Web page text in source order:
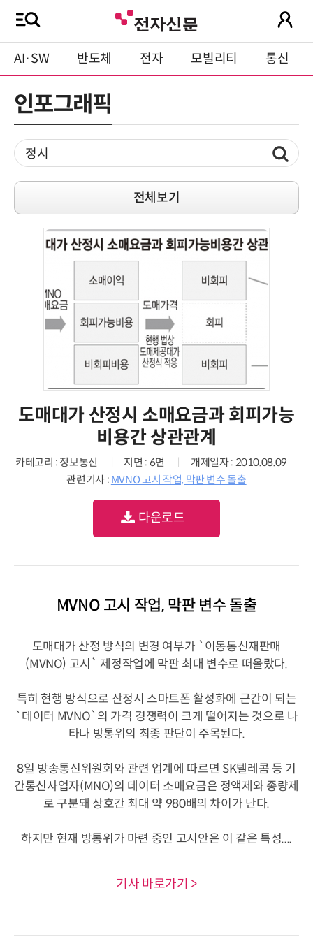
AI·SW 반도체 전자 모빌리티 통신
인포그래픽
전체보기
도매대가 산정시 소매요금과 회피가능
비용간 상관관계
카테고리 : 정보통신 지면 : 6면
개제일자 : 2010.08.09
관련기사 : MVNO 고시 작업, 막판 변수 돌출
다운로드
MVNO 고시 작업, 막판 변수 돌출
도매대가 산정 방식의 변경 여부가 `이동통신재판매
(MVNO) 고시` 제정작업에 막판 최대 변수로 떠올랐다.
특히 현행 방식으로 산정시 스마트폰 활성화에 근간이 되는
`데이터 MVNO`의 가격 경쟁력이 크게 떨어지는 것으로 나
타나 방통위의 최종 판단이 주목된다.
8일 방송통신위원회와 관련 업계에 따르면 SK텔레콤 등 기
간통신사업자(MNO)의 데이터 소매요금은 정액제와 종량제
로 구분돼 상호간 최대 약 980배의 차이가 난다.
하지만 현재 방통위가 마련 중인 고시안은 이 같은 특성....
기사 바로가기 >